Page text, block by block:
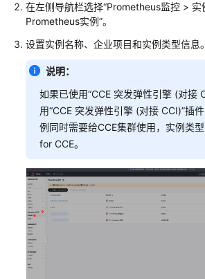
快
速
入
限
管
理
境
在左侧导航栏选择“Prometheus监控 > 实
Prometheus实例”。
设置实例名称、企业项目和实例类型信息。
说明：
如果已使用“CCE 突发弹性引擎 (对接
用“CCE 突发弹性引擎 (对接 CCI)”插
例同时需要给CCE集群使用，实例类
for CCE。